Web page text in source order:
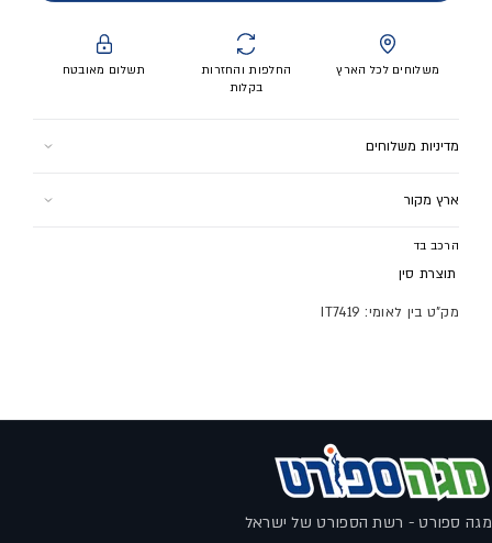
משלוחים לכל הארץ
החלפות והחזרות
בקלות
תשלום מאובטח
מדיניות משלוחים
2. שליח עד הבית - 24.9 ש"ח
בקנייה מעל 300 ש"ח משלוח עד הבית בחינם!
ארץ מקור
הרכב בד
תוצרת סין
מק"ט בין לאומי: IT7419
מגה ספורט - רשת הספורט של ישראל